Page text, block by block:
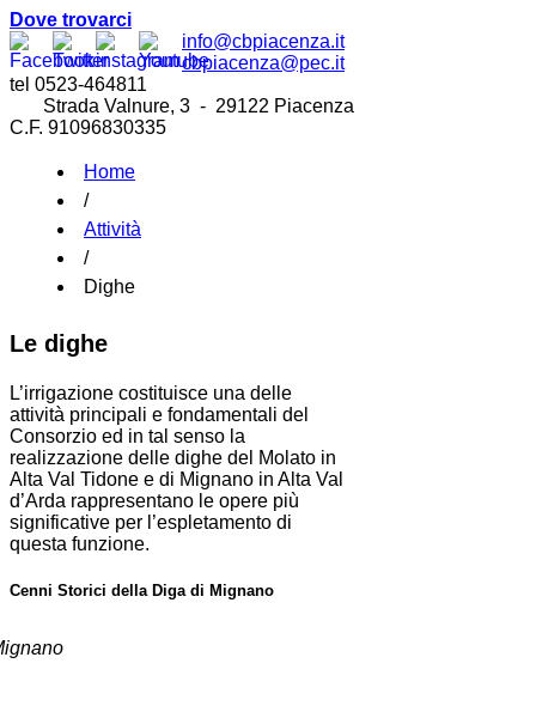
Dove trovarci
info@cbpiacenza.it
cbpiacenza@pec.it
tel 0523-464811
Strada Valnure, 3 - 29122 Piacenza
C.F. 91096830335
Home
/
Attività
/
Dighe
Le dighe
L’irrigazione costituisce una delle
attività principali e fondamentali del
Consorzio ed in tal senso la
realizzazione delle dighe del Molato in
Alta Val Tidone e di Mignano in Alta Val
d’Arda rappresentano le opere più
significative per l’espletamento di
questa funzione.
Cenni Storici della Diga di Mignano